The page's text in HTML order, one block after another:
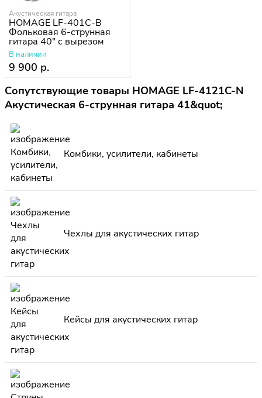
Акустическая гитара
HOMAGE LF-401C-B
Фольковая 6-струнная
гитара 40" с вырезом
В наличии
9 900 р.
Сопутствующие товары HOMAGE LF-4121C-N
Акустическая 6-струнная гитара 41&quot;
Комбики, усилители, кабинеты
Чехлы для акустических гитар
Кейсы для акустических гитар